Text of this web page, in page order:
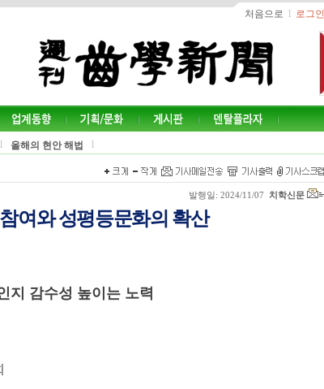
처음으로 l 로그인
l 올해의 현안 해법 l
발행일: 2024/11/07 치학신문
여와 성평등문화의 확산
지 감수성 높이는 노력